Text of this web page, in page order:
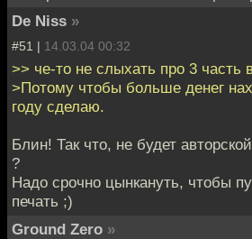
De Niss »
#51 | 14.03.04 00:32
>> че-то не слыхать про 3 часть
>Потому чтобы больше денег
году сделаю.
Блин! Так что, не будет
?
Надо срочно цынкануть, чтобы
печать ;)
Ground Zero »